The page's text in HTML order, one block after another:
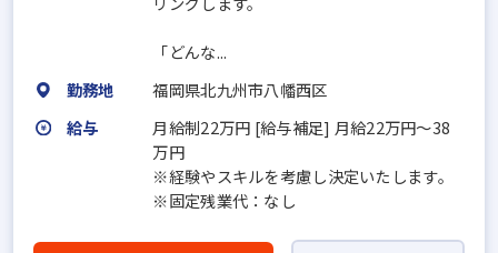
「どんな...
勤務地
福岡県北九州市八幡西区
給与
月給制22万円 [給与補足] 月給22万円～38
万円
※経験やスキルを考慮し決定いたします。
※固定残業代：なし